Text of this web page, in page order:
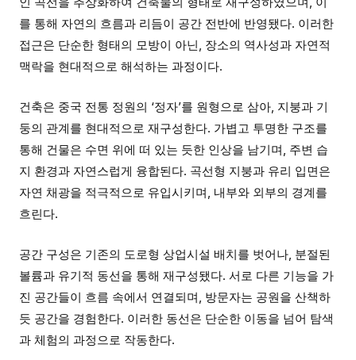
를 통해 자연의 흐름과 리듬이 공간 전반에 반영됐다. 이러한
접근은 단순한 형태의 모방이 아닌, 장소의 역사성과 자연적
맥락을 현대적으로 해석하는 과정이다.
건축은 중국 전통 정원의 ‘정자’를 원형으로 삼아, 지붕과 기
둥의 관계를 현대적으로 재구성한다. 가볍고 투명한 구조를
통해 건물은 수면 위에 떠 있는 듯한 인상을 남기며, 주변 습
지 환경과 자연스럽게 융합된다. 곡선형 지붕과 유리 입면은
자연 채광을 적극적으로 유입시키며, 내부와 외부의 경계를
흐린다.
공간 구성은 기존의 도로형 상업시설 배치를 벗어나, 분절된
볼륨과 유기적 동선을 통해 재구성됐다. 서로 다른 기능을 가
진 공간들이 흐름 속에서 연결되며, 방문자는 공원을 산책하
듯 공간을 경험한다. 이러한 동선은 단순한 이동을 넘어 탐색
과 체험의 과정으로 작동한다.